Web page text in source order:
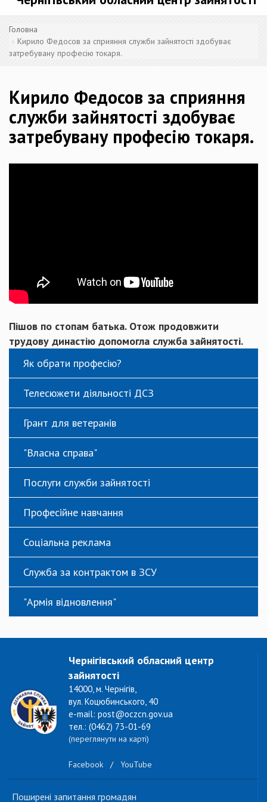
Головна
Кирило Федосов за сприяння служби зайнятості здобуває
затребувану професію токаря.
Кирило Федосов за сприяння
служби зайнятості здобуває
затребувану професію токаря.
Пішов по стопам батька. Отож продовжити
трудову династію допомогла служба зайнятості.
Як обрати професію?
Телесюжети діяльності ДСЗ
Грант для ветеранів
"Власна справа"
Послуги служби зайнятості
Професійне навчання
Соціальна реклама
Служба за контрактом в ЗСУ
"Армія відновлення"
Чернігівський обласний центр
зайнятості
14000, м. Чернігів,
вул. Коцюбинського, 40
e-mail: post@oczcn.gov.ua
тел.: (0462) 73-01-69
(переглянути на карті)
Facebook / YouTube
Поширені запитання громадян